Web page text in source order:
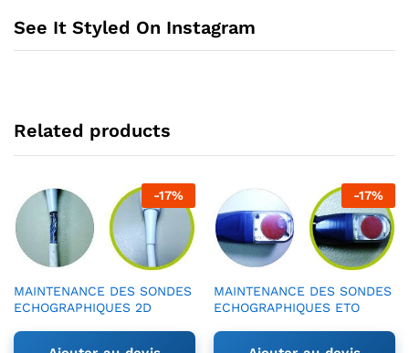
See It Styled On Instagram
Related products
-17%
MAINTENANCE DES SONDES
ECHOGRAPHIQUES 2D
-17%
MAINTENANCE DES SONDES
ECHOGRAPHIQUES ETO